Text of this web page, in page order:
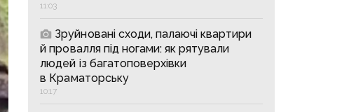
11:03
Зруйновані сходи, палаючі квартири
й провалля під ногами: як рятували
людей із багатоповерхівки
в Краматорську
10:17